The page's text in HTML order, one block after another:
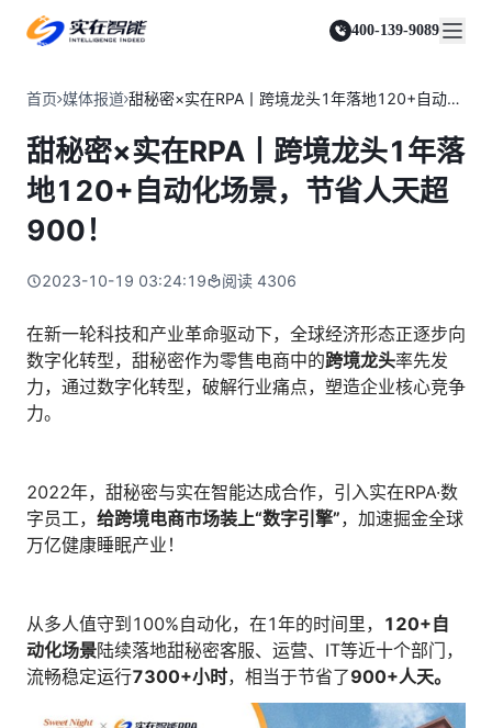
400-139-9089
人人都会用的智能体
智能文档审阅平台
实在 RPA 机器人
可靠的机器人终端
实在 RPA 控制器
强大的智能中枢
实在信创 RPA
实在取数宝
通信运营商
零售电商
医药行业
更多行业客户
金融
运营商
客服坐席 | 自动跟单 | 系统运维 | 智能审核
零售电商
店铺运营 | 私域运营 | 数据运营 | 仓储管理
政府
烟草
资质审核 | 合同审核 | 一项一卷 | 智慧人力
制造业
人才数字化
人才培养 | 智能教具 | 智能实训 | 课程共创
资源与支持
实在学院
智能体市场
合作伙伴
客户支持
关于实在
媒体报道
视频动态
加入我们
首页 媒体报道 甜秘密×实在RPA丨跨境龙头1年落地120+自动化场景，节省人天超900！
甜秘密×实在RPA丨跨境龙头1年落
地120+自动化场景，节省人天超
900！
2023-10-19 03:24:19 阅读 4306
在新一轮科技和产业革命驱动下，全球经济形态正逐步向
数字化转型，甜秘密作为零售电商中的跨境龙头率先发
力，通过数字化转型，破解行业痛点，塑造企业核心竞争
力。
2022年，甜秘密与实在智能达成合作，引入实在RPA·数
字员工， 给跨境电商市场装上“数字引擎”，加速掘金全球
万亿健康睡眠产业！
从多人值守到100%自动化，在1年的时间里， 120+自
动化场景陆续落地甜秘密客服、运营、IT等近十个部门，
流畅稳定运行7300+小时，相当于节省了900+人天。